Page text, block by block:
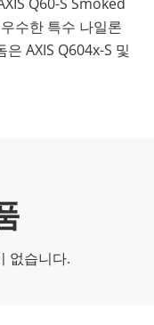
수한 특수 나일론
AXIS Q604x-S 및
없습니다.